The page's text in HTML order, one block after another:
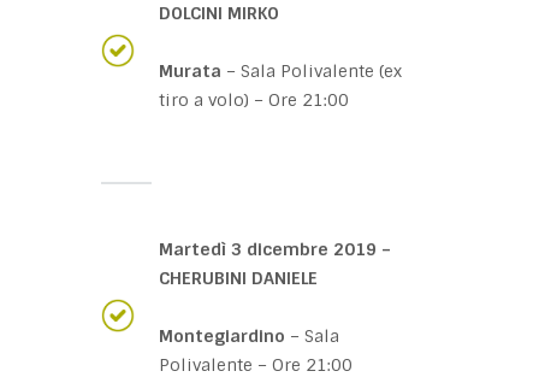
DOLCINI MIRKO
Murata – Sala Polivalente (ex
tiro a volo) – Ore 21:00
Martedì 3 dicembre 2019 –
CHERUBINI DANIELE
Montegiardino – Sala
Polivalente – Ore 21:00